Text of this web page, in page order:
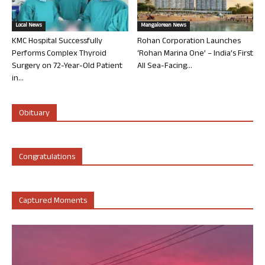
Local News
KMC Hospital Successfully
Performs Complex Thyroid
Surgery on 72-Year-Old Patient
in...
Mangalorean News
Rohan Corporation Launches
‘Rohan Marina One’ – India’s First
All Sea-Facing...
Obituary
Congratulations
Captured Moments